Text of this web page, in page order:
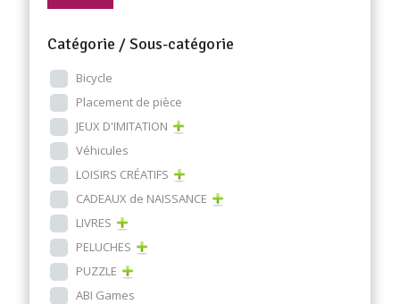
Catégorie / Sous-catégorie
Bicycle
Placement de pièce
JEUX D'IMITATION
Véhicules
LOISIRS CRÉATIFS
CADEAUX de NAISSANCE
LIVRES
PELUCHES
PUZZLE
ABI Games